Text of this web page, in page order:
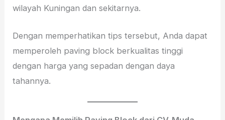
wilayah Kuningan dan sekitarnya.
Dengan memperhatikan tips tersebut, Anda dapat
memperoleh paving block berkualitas tinggi
dengan harga yang sepadan dengan daya
tahannya.